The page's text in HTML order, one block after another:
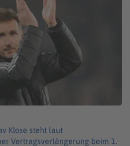
Klose steht laut
Vertragsverlängerung beim 1.